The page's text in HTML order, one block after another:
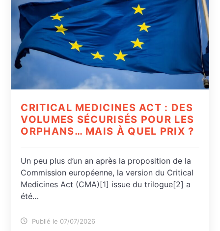
CRITICAL MEDICINES ACT : DES
VOLUMES SÉCURISÉS POUR LES
ORPHANS… MAIS À QUEL PRIX ?
Un peu plus d’un an après la proposition de la
Commission européenne, la version du Critical
Medicines Act (CMA)[1] issue du trilogue[2] a
été…
Publié le 07/07/2026